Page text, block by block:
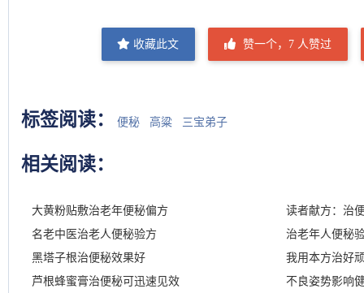
收藏此文 赞一个， 7 人赞过
标签阅读： 便秘 高粱 三宝弟子
相关阅读：
大黄粉贴敷治老年便秘偏方
读者献方：治
名老中医治老人便秘验方
治老年人便秘
黑塔子根治便秘效果好
我用本方治好
芦根蜂蜜膏治便秘可迅速见效
不良姿势影响